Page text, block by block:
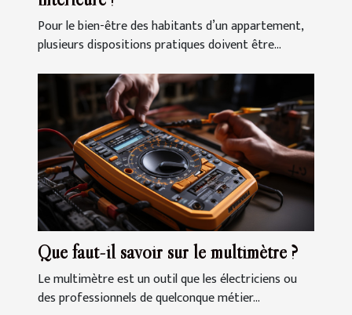
Pour le bien-être des habitants d’un appartement,
plusieurs dispositions pratiques doivent être...
Que faut-il savoir sur le multimètre ?
Le multimètre est un outil que les électriciens ou
des professionnels de quelconque métier...